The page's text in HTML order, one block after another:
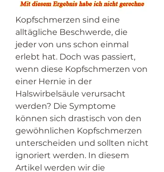
Kopfschmerzen sind eine
alltägliche Beschwerde, die
jeder von uns schon einmal
erlebt hat. Doch was passiert,
wenn diese Kopfschmerzen von
einer Hernie in der
Halswirbelsäule verursacht
werden? Die Symptome
können sich drastisch von den
gewöhnlichen Kopfschmerzen
unterscheiden und sollten nicht
ignoriert werden. In diesem
Artikel werden wir die